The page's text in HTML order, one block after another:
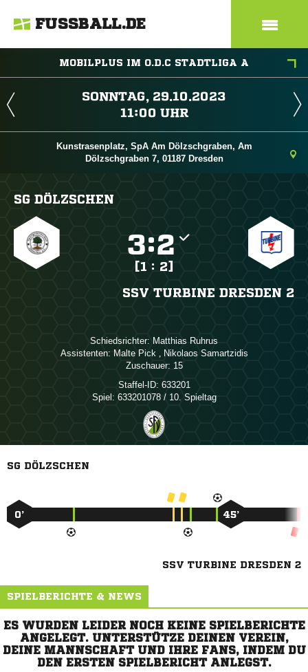
FUSSBALL.DE
MOBILPLUS IM O.D.C STADTLIGA A
 
 
Kunstrasenplatz, SpA Am Dölzschgraben, Am
Dölzschgraben 7, 01187 Dresden
SG DÖLZSCHEN
:
[1 : 2]
SSV TURBINE DRESDEN 2
Schiedsrichter:  
Assistenten:   ,  
Zuschauer: 15
Staffel-ID: 633201
Spiel: 633201078 / 10. Spieltag
SG DÖLZSCHEN
0’ 45’
SSV TURBINE DRESDEN 2
SPIELBERICHTE & NEWS
ES WURDEN LEIDER NOCH KEINE SPIELBERICHTE
ANGELEGT. UNTERSTÜTZE DEINEN VEREIN,
DEINE MANNSCHAFT UND IHRE FANS, INDEM DU
DEN ERSTEN SPIELBERICHT ANLEGST.